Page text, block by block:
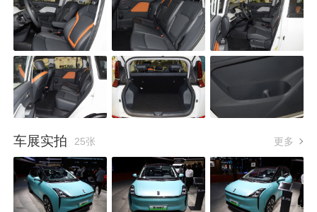
车展实拍 25张 更多